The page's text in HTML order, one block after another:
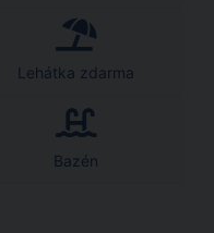
Lehátka zdarma
Bazén